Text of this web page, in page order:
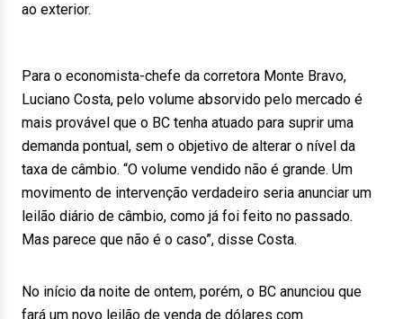
ao exterior.
Para o economista-chefe da corretora Monte Bravo,
Luciano Costa, pelo volume absorvido pelo mercado é
mais provável que o BC tenha atuado para suprir uma
demanda pontual, sem o objetivo de alterar o nível da
taxa de câmbio. “O volume vendido não é grande. Um
movimento de intervenção verdadeiro seria anunciar um
leilão diário de câmbio, como já foi feito no passado.
Mas parece que não é o caso”, disse Costa.
No início da noite de ontem, porém, o BC anunciou que
fará um novo leilão de venda de dólares com